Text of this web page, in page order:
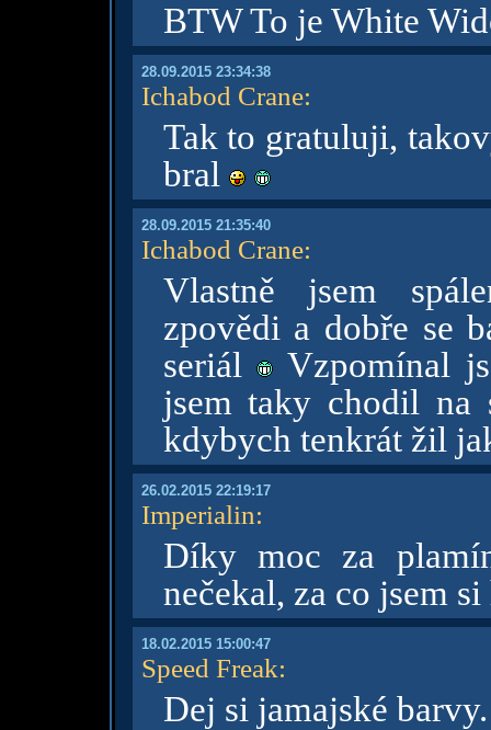
BTW To je White
28.09.2015 23:34:38
Ichabod Crane:
Tak to gratuluji,
bral
28.09.2015 21:35:40
Ichabod Crane:
Vlastně jsem
zpovědi a dobře se
seriál
Vzpomínal
jsem taky chodil
kdybych tenkrát žil
26.02.2015 22:19:17
Imperialin:
Díky moc za
nečekal, za co jsem
18.02.2015 15:00:47
Speed Freak:
Dej si jamajské barvy.